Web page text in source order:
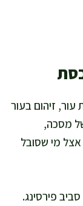
עור, זיהום בעור
של מסכה,
מי שסובל
פירסינג.